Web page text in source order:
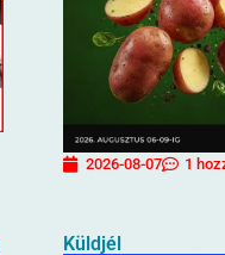
2026-08-07 1
Küldjél